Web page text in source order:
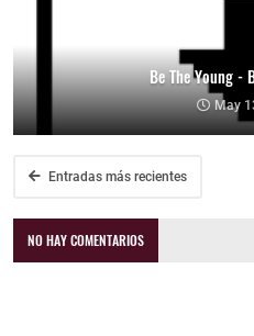
Be The Young -
May
Entradas más recientes
NO HAY COMENTARIOS